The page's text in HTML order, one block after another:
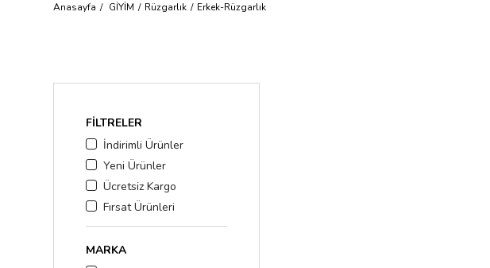
Anasayfa GİYİM Rüzgarlık Erkek-Rüzgarlık
FILTRELER
İndirimli Ürünler
Yeni Ürünler
Ücretsiz Kargo
Fırsat Ürünleri
MARKA